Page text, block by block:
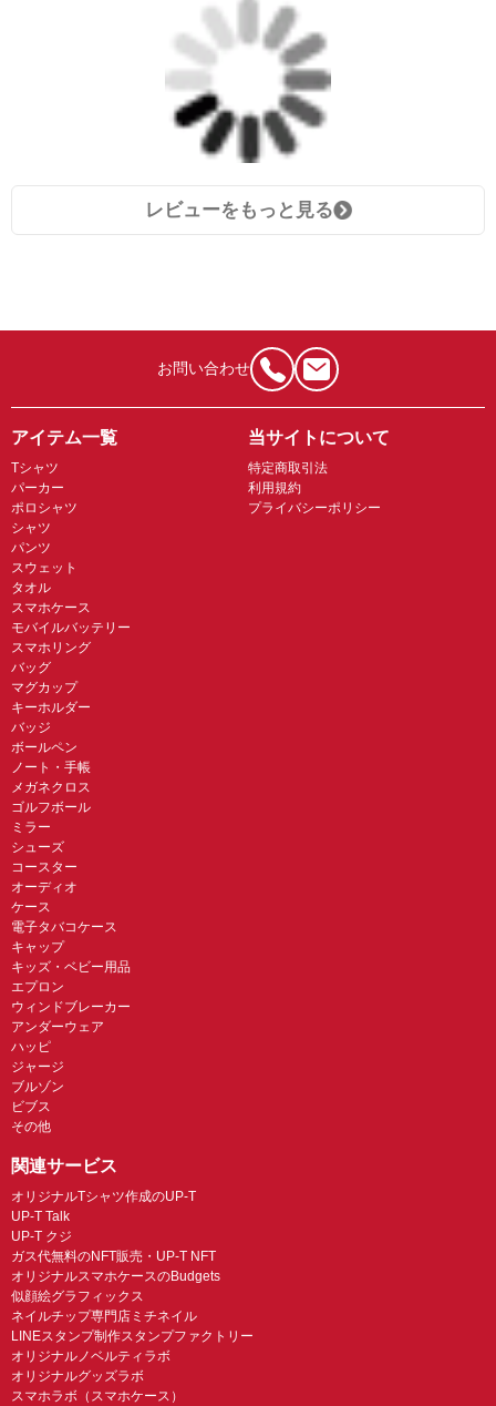
レビューをもっと見る
お問い合わせ
アイテム一覧
Tシャツ
パーカー
ポロシャツ
シャツ
パンツ
スウェット
タオル
スマホケース
モバイルバッテリー
スマホリング
バッグ
マグカップ
キーホルダー
バッジ
ボールペン
ノート・手帳
メガネクロス
ゴルフボール
ミラー
シューズ
コースター
オーディオ
ケース
電子タバコケース
キャップ
キッズ・ベビー用品
エプロン
ウィンドブレーカー
アンダーウェア
ハッピ
ジャージ
ブルゾン
ビブス
その他
当サイトについて
特定商取引法
利用規約
プライバシーポリシー
関連サービス
オリジナルTシャツ作成のUP-T
UP-T Talk
UP-T クジ
ガス代無料のNFT販売・UP-T NFT
オリジナルスマホケースのBudgets
似顔絵グラフィックス
ネイルチップ専門店ミチネイル
LINEスタンプ制作スタンプファクトリー
オリジナルノベルティラボ
オリジナルグッズラボ
スマホラボ（スマホケース）